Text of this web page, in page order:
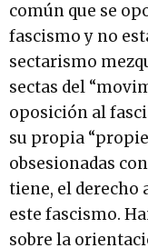
común que se
fascismo y no
sectarismo
sectas del
oposición al
su propia
obsesionadas
tiene, el derecho
este fascismo.
sobre la